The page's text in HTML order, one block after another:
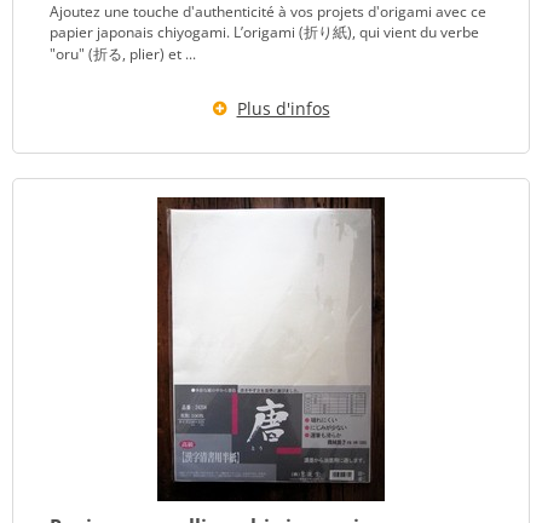
Ajoutez une touche d'authenticité à vos projets d'origami avec ce
papier japonais chiyogami. L’origami (折り紙), qui vient du verbe
"oru" (折る, plier) et ...
Plus d'infos